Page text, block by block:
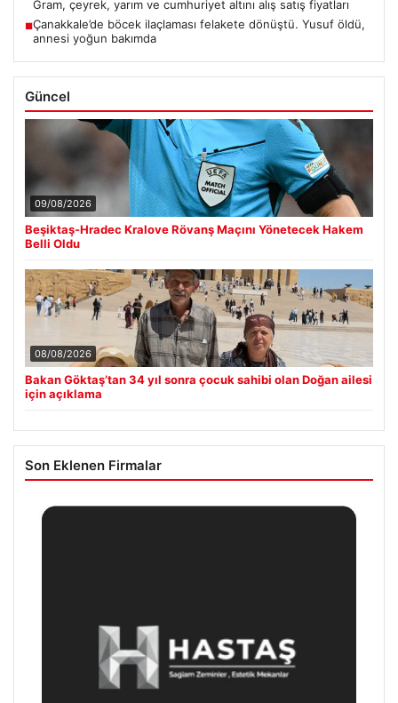
Gram, çeyrek, yarım ve cumhuriyet altını alış satış fiyatları
■Çanakkale’de böcek ilaçlaması felakete dönüştü. Yusuf öldü,
annesi yoğun bakımda
Güncel
09/08/2026
Beşiktaş-Hradec Kralove Rövanş Maçını Yönetecek Hakem
Belli Oldu
08/08/2026
Bakan Göktaş’tan 34 yıl sonra çocuk sahibi olan Doğan ailesi
için açıklama
Son Eklenen Firmalar